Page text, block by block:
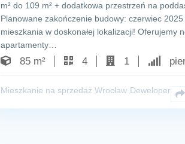
m² do 109 m² + dodatkowa przestrzeń na
Planowane zakończenie budowy: czerwiec
mieszkania w doskonałej lokalizacji! Oferujemy
apartamenty…
85 m² 4 1
Mieszkanie na sprzedaż Wrocław Deweloper